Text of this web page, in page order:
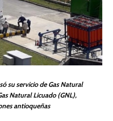
su servicio de Gas Natural
Natural Licuado (GNL),
antioqueñas